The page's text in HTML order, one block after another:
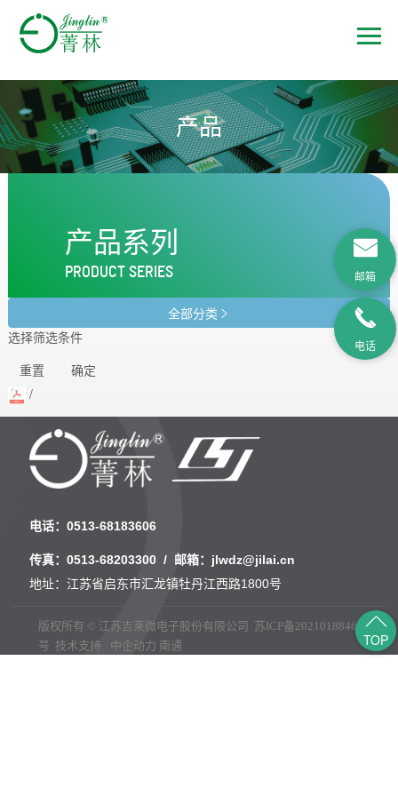
产品
产品系列
PRODUCT SERIES
全部分类 
选择筛选条件
重置
确定
/
电话：0513-68183606
传真：0513-68203300 / 邮箱： jlwdz@jilai.cn
地址：江苏省启东市汇龙镇牡丹江西路1800号
邮箱
电话
TOP
版权所有 © 江苏吉莱微电子股份有限公司 苏ICP备2021018846
号 技术支持 · 中企动力 南通